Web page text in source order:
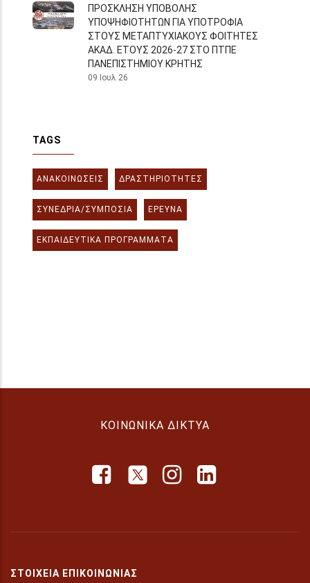
ΠΡΟΣΚΛΗΣΗ ΥΠΟΒΟΛΗΣ
ΥΠΟΨΗΦΙΟΤΗΤΩΝ ΓΙΑ ΥΠΟΤΡΟΦΙΑ
ΣΤΟΥΣ ΜΕΤΑΠΤΥΧΙΑΚΟΥΣ ΦΟΙΤΗΤΕΣ
ΑΚΑΔ. ΕΤΟΥΣ 2026-27 ΣΤΟ ΠΤΠΕ
ΠΑΝΕΠΙΣΤΗΜΙΟΥ ΚΡΗΤΗΣ
09 Ιουλ 26
TAGS
ΑΝΑΚΟΙΝΏΣΕΙΣ ΔΡΑΣΤΗΡΙΌΤΗΤΕΣ
ΣΥΝΈΔΡΙΑ/ΣΥΜΠΌΣΙΑ ΈΡΕΥΝΑ
ΕΚΠΑΙΔΕΥΤΙΚΆ ΠΡΟΓΡΆΜΜΑΤΑ
ΚΟΙΝΩΝΙΚΆ ΔΊΚΤΥΑ
ΣΤΟΙΧΕΊΑ ΕΠΙΚΟΙΝΩΝΊΑΣ